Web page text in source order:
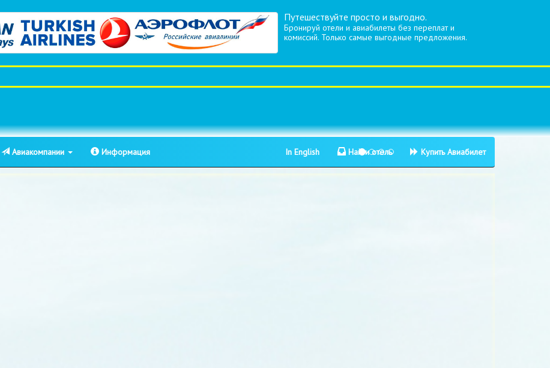
Путешествуйте просто и выгодно.
Бронируй отели и авиабилеты без переплат и
комиссий. Только самые выгодные предложения.
Авиакомпании Информация In English Найти отель Купить Авиабилет